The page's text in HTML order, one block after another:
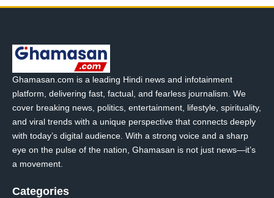
Ghamasan.com is a leading Hindi news and infotainment
platform, delivering fast, factual, and fearless journalism. We
cover breaking news, politics, entertainment, lifestyle, spirituality,
and viral trends with a unique perspective that connects deeply
with today’s digital audience. With a strong voice and a sharp
eye on the pulse of the nation, Ghamasan is not just news—it’s
a movement.
Categories